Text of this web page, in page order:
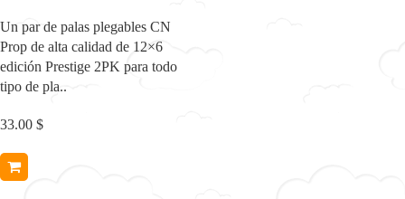
Un par de palas plegables CN
Prop de alta calidad de 12×6
edición Prestige 2PK para todo
tipo de pla..
33.00 $